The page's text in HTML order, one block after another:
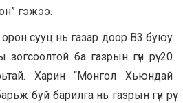
гэжээ.
сууц нь газар доор В3 буюу
ба газрын гүн рүү 20
Харин “Монгол Хьюндай
буй барилга нь газрын гүн рүү